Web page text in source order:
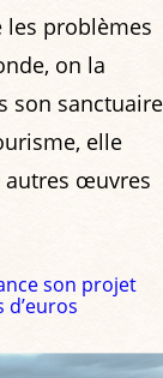
les problèmes
on la
son sanctuaire
elle
autres œuvres
son projet